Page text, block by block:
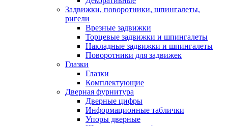
Задвижки, поворотники, шпингалеты,
ригели
Врезные задвижки
Торцевые задвижки и шпингалеты
Накладные задвижки и шпингалеты
Поворотники для задвижек
Глазки
Глазки
Комплектующие
Дверная фурнитура
Дверные цифры
Информационные таблички
Упоры дверные